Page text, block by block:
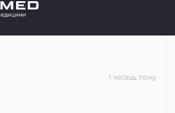
1 місяць тому